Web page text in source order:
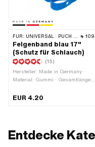
FÜR: UNIVERSAL · PUCH · SACHS · PONY / CILO (BETA 521 & 512) · PIAGGIO · ZÜNDAPP BELMONDO · TOMOS
Felgenband blau 17"
(Schutz für Schlauch)
(15)
Hersteller: Made in Germany ·
Material: Gummi · Gesamtlänge:
mm · Radgrösse: 17 "
EUR 4.20
Entdecke